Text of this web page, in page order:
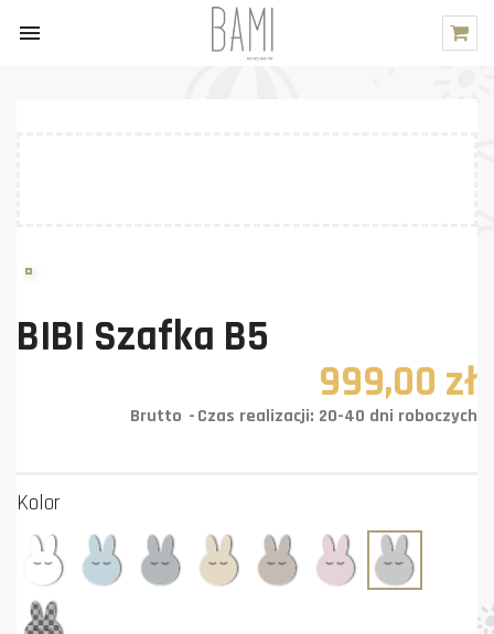

BIBI Szafka B5
999,00 zł
Brutto Czas realizacji: 20-40 dni roboczych
Kolor
Biały Błękit Grafit Krem Mastik Róż